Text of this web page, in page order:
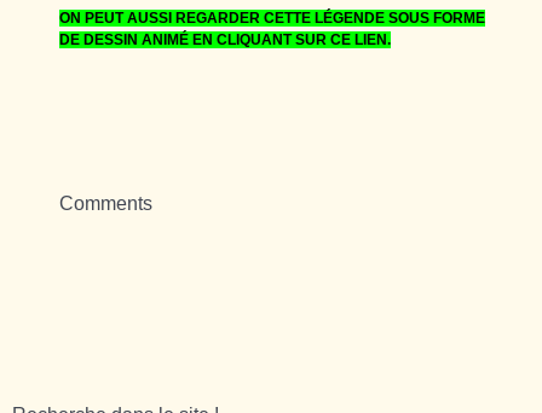
ON PEUT AUSSI REGARDER CETTE LÉGENDE SOUS FORME
DE DESSIN ANIMÉ EN CLIQUANT SUR CE LIEN.
Comments